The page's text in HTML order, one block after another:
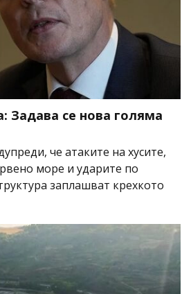
Задава се нова голяма
че атаките на хусите,
море и ударите по
заплашват крехкото